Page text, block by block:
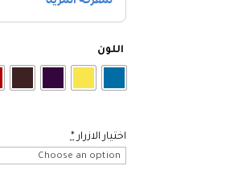
اللون
اختيار الازرار *